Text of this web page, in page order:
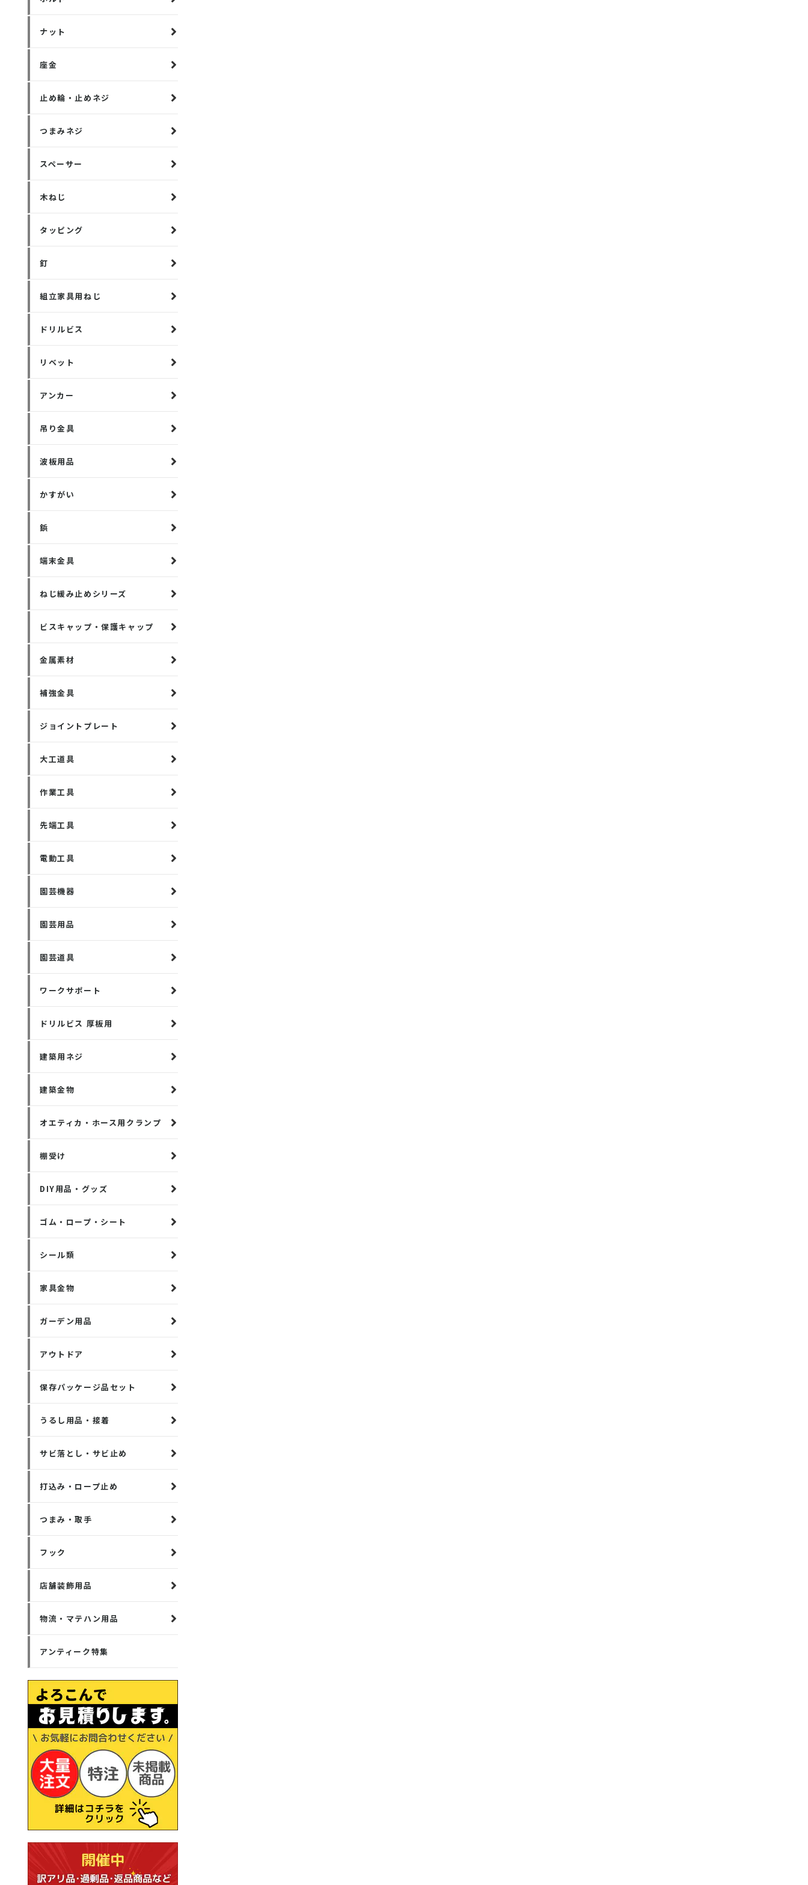
ナット
座金
止め輪・止めネジ
つまみネジ
スペーサー
木ねじ
タッピング
釘
組立家具用ねじ
ドリルビス
リベット
アンカー
吊り金具
波板用品
かすがい
鋲
端末金具
ねじ緩み止めシリーズ
ビスキャップ・保護キャップ
金属素材
補強金具
ジョイントプレート
大工道具
作業工具
先端工具
電動工具
園芸機器
園芸用品
園芸道具
ワークサポート
ドリルビス 厚板用
建築用ネジ
建築金物
オエティカ・ホース用クランプ
棚受け
DIY用品・グッズ
ゴム・ロープ・シート
シール類
家具金物
ガーデン用品
アウトドア
保存パッケージ品セット
うるし用品・接着
サビ落とし・サビ止め
打込み・ロープ止め
つまみ・取手
フック
店舗装飾用品
物流・マテハン用品
アンティーク特集